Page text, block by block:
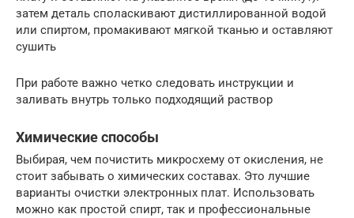
затем деталь споласкивают дистиллированной водой
или спиртом, промакивают мягкой тканью и оставляют
сушить
При работе важно четко следовать инструкции и
заливать внутрь только подходящий раствор
Химические способы
Выбирая, чем почистить микросхему от окисления, не
стоит забывать о химических составах. Это лучшие
варианты очистки электронных плат. Использовать
можно как простой спирт, так и профессиональные